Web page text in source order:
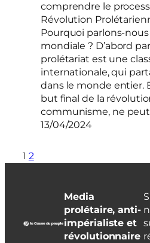
comprendre le
Révolution
Pourquoi parlons-
mondiale ? D’abord
prolétariat est une
internationale, qui
dans le monde entier.
but final de la
communisme, ne
13/04/2024
1 2
Media
prolétaire, anti-
impérialiste et
révolutionnaire